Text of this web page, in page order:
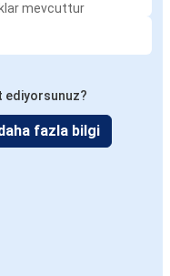
mevcuttur
ediyorsunuz?
fazla bilgi